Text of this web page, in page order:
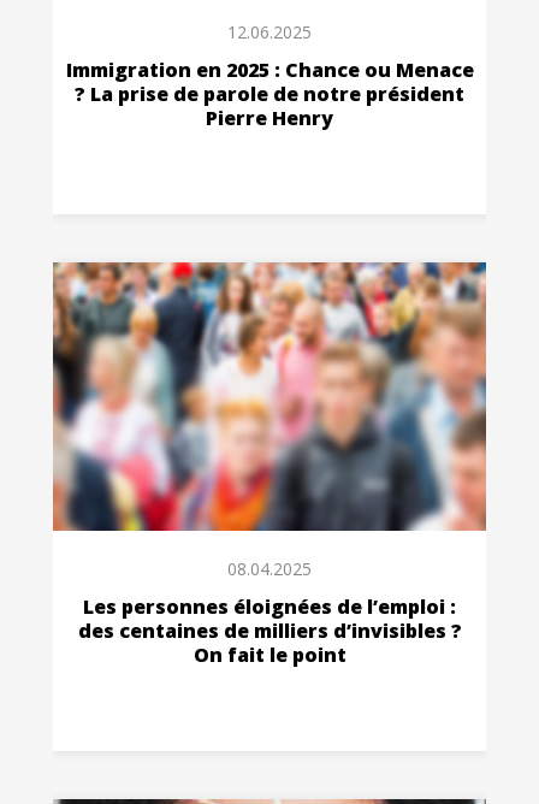
12.06.2025
Immigration en 2025 : Chance ou Menace
? La prise de parole de notre président
Pierre Henry
08.04.2025
Les personnes éloignées de l’emploi :
des centaines de milliers d’invisibles ?
On fait le point